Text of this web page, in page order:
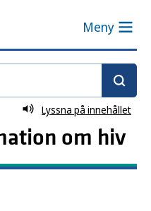
Meny
Lyssna på innehållet
om hiv